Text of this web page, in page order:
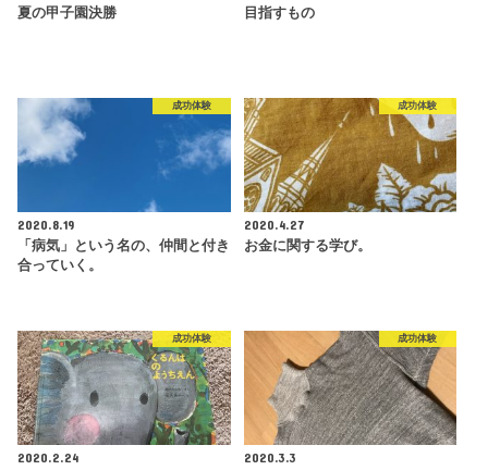
夏の甲子園決勝
目指すもの
成功体験
2020.8.19
「病気」という名の、仲間と付き
合っていく。
成功体験
2020.4.27
お金に関する学び。
成功体験
2020.2.24
成功体験
2020.3.3